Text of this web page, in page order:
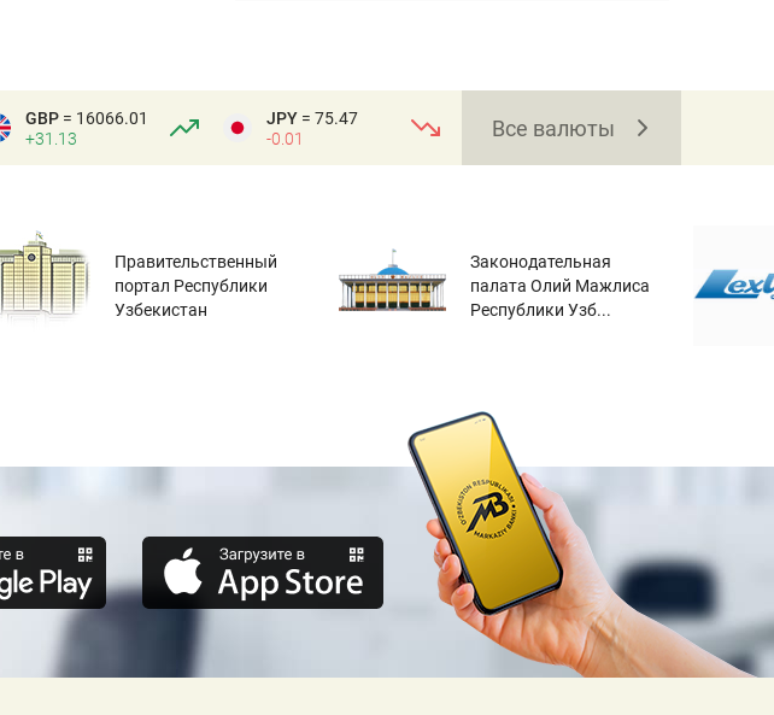
GBP = 16066.01
+31.13
JPY = 75.47
-0.01
Все валюты
Правительственный
портал Республики
Узбекистан
Законодательная
палата Олий Мажлиса
Республики Узб...